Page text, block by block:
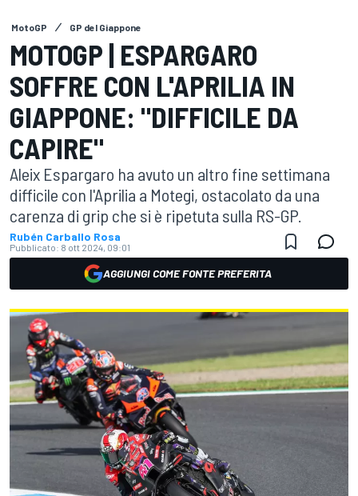
MotoGP GP del Giappone
MOTOGP | ESPARGARO
SOFFRE CON L'APRILIA IN
GIAPPONE: "DIFFICILE DA
CAPIRE"
Aleix Espargaro ha avuto un altro fine settimana
difficile con l'Aprilia a Motegi, ostacolato da una
carenza di grip che si è ripetuta sulla RS-GP.
Rubén Carballo Rosa
Pubblicato: 8 ott 2024, 09:01
AGGIUNGI COME FONTE PREFERITA